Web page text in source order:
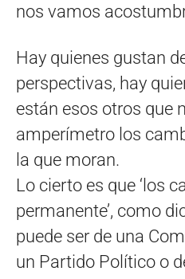
nos vamos
Hay quienes gustan
perspectivas, hay
están esos otros que
amperímetro los
la que moran.
Lo cierto es que ‘los
permanente’, como
puede ser de una
un Partido Político o